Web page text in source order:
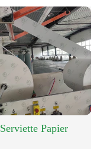
Serviette Papier